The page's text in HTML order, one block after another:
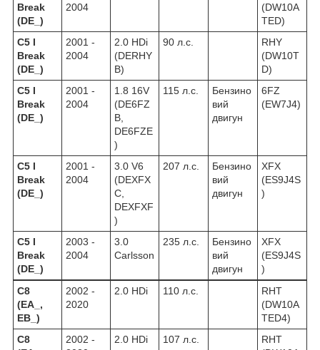
Break
(DE_)
2004
(DW10A
TED)
C5 I
Break
(DE_)
2001 -
2004
2.0 HDi
(DERHY
B)
90 л.с.
RHY
(DW10T
D)
C5 I
Break
(DE_)
2001 -
2004
1.8 16V
(DE6FZ
B,
DE6FZE
)
115 л.с.
Бензино
вий
двигун
6FZ
(EW7J4)
C5 I
Break
(DE_)
2001 -
2004
3.0 V6
(DEXFX
C,
DEXFXF
)
207 л.с.
Бензино
вий
двигун
XFX
(ES9J4S
)
C5 I
Break
(DE_)
2003 -
2004
3.0
Carlsson
235 л.с.
Бензино
вий
двигун
XFX
(ES9J4S
)
C8
(EA_,
EB_)
2002 -
2020
2.0 HDi 110 л.с.
RHT
(DW10A
TED4)
C8
2002 -
2.0 HDi 107 л.с.
RHT